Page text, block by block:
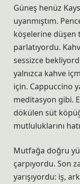
Güneş henüz
uyanmıştım.
köşelerine düşen
parlatıyordu.
sessizce
yalnızca kahve
için. Cappuccino
meditasyon gibi.
dökülen süt
mutluluklarını
Mutfağa doğru
çarpıyordu. Son
yarışıyordu: iş,